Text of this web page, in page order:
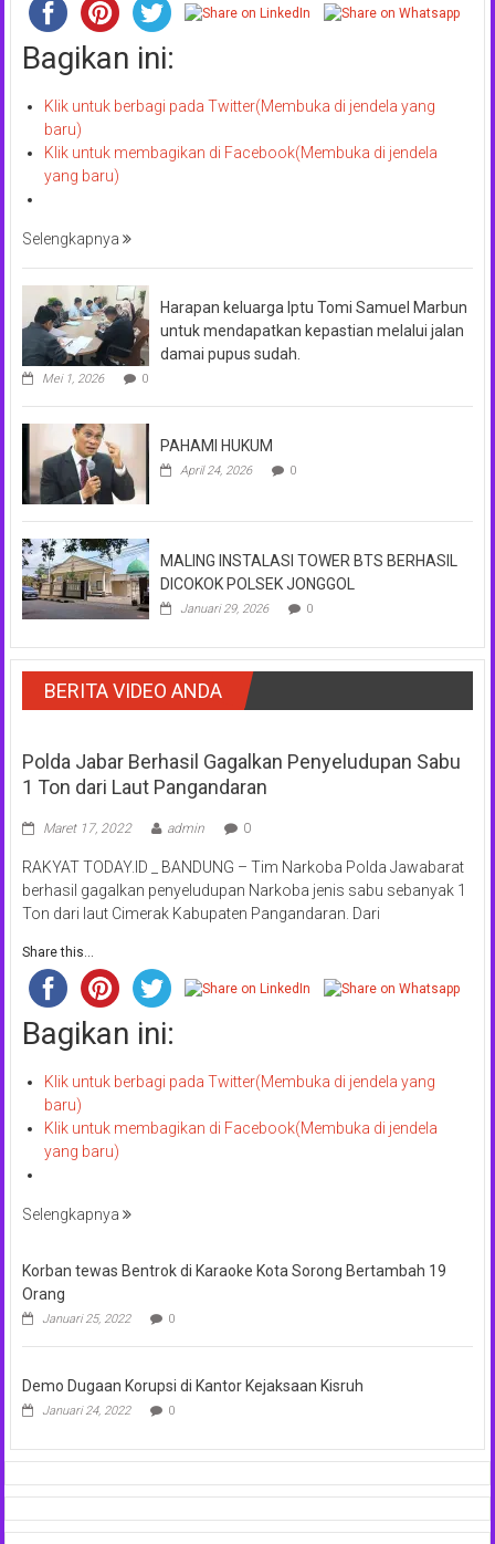
Bagikan ini:
Klik untuk berbagi pada Twitter(Membuka di jendela yang
baru)
Klik untuk membagikan di Facebook(Membuka di jendela
yang baru)
Selengkapnya
Harapan keluarga Iptu Tomi Samuel Marbun
untuk mendapatkan kepastian melalui jalan
damai pupus sudah.
Mei 1, 2026 0
PAHAMI HUKUM
April 24, 2026 0
MALING INSTALASI TOWER BTS BERHASIL
DICOKOK POLSEK JONGGOL
Januari 29, 2026 0
BERITA VIDEO ANDA
Polda Jabar Berhasil Gagalkan Penyeludupan Sabu
1 Ton dari Laut Pangandaran
Maret 17, 2022 admin 0
RAKYAT TODAY.ID _ BANDUNG – Tim Narkoba Polda Jawabarat
berhasil gagalkan penyeludupan Narkoba jenis sabu sebanyak 1
Ton dari laut Cimerak Kabupaten Pangandaran. Dari
Share this...
Bagikan ini:
Klik untuk berbagi pada Twitter(Membuka di jendela yang
baru)
Klik untuk membagikan di Facebook(Membuka di jendela
yang baru)
Selengkapnya
Korban tewas Bentrok di Karaoke Kota Sorong Bertambah 19
Orang
Januari 25, 2022 0
Demo Dugaan Korupsi di Kantor Kejaksaan Kisruh
Januari 24, 2022 0